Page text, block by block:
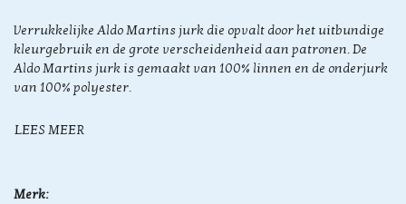
Verrukkelijke Aldo Martins jurk die opvalt door het uitbundige
kleurgebruik en de grote verscheidenheid aan patronen. De
Aldo Martins jurk is gemaakt van 100% linnen en de onderjurk
van 100% polyester.
LEES MEER
Merk: